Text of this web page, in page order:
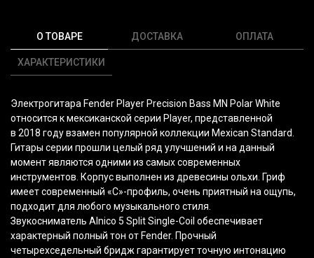
О ТОВАРЕ
ХАРАКТЕРИСТИКИ
ДОСТАВКА ОПЛАТА
Электрогитара Fender Player Precision Bass MN Polar White
относится к мексиканской серии Player, представленной
в 2018 году взамен популярной коллекции Mexican Standard.
Гитары серии прошли целый ряд улучшений и на данный
момент являются одними из самых современных
инструментов. Корпус выполнен из древесины ольхи. Гриф
имеет современный «С»-профиль, очень приятный на ощупь,
подходит для любого музыкального стиля.
Звукосниматель Alnico 5 Split Single-Coil обеспечивает
характерный полный тон от Fender. Прочный
четырехседельный бридж гарантирует точную интонацию